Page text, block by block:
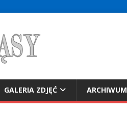
GALERIA ZDJĘĆ ARCHIWUM